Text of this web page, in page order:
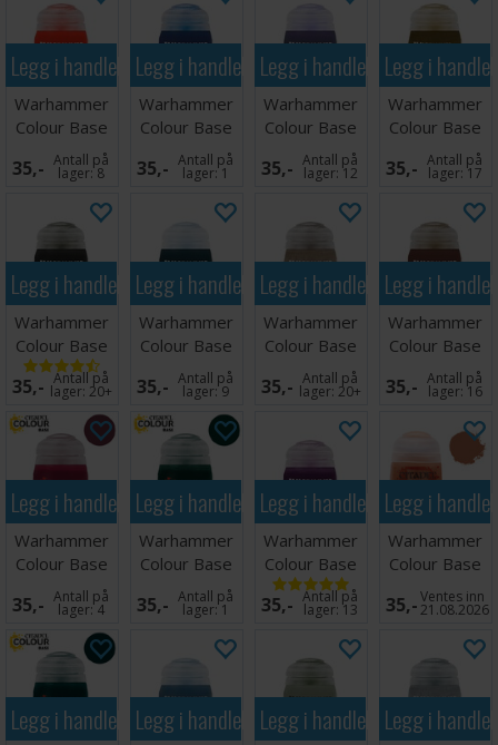
Legg i handlekurven
Warhammer
Colour Base
Jokaero
Orange
35,- Antall på
lager:8
Legg i handlekurven
Warhammer
Colour Base
Caledor Sky
35,- Antall på
lager:1
Legg i handlekurven
Warhammer
Colour Base
Daemonette
Hide
35,- Antall på
lager: 12
Legg i
Warhammer
Colour Base
Screaming
Bell
35,- Antall på
lager: 17
Legg i handlekurven
Warhammer
Colour Base
Corvus Black
35,- Antall på
lager:20+
Legg i handlekurven
Warhammer
Colour Base
Stegadon
Scale
35,- Antall på
lager:9
Legg i handlekurven
Warhammer
Colour Base
Warplock
Bronze
35,- Antall på
lager:20+
Legg i
Warhammer
Colour Base
Catachan
Flesh
35,- Antall på
lager: 16
Legg i handlekurven
Warhammer
Colour Base
Gal Vorbak
Red
35,- Antall på
lager:4
Legg i handlekurven
Warhammer
Colour Base
Nocturne
Green
35,- Antall på
lager:1
Legg i handlekurven
Warhammer
Colour Base
Phoenician
Purple
35,- Antall på
lager: 13
Legg i
Warhammer
Colour Base
Ratskin Flesh
35,-Ventes inn
21.08.2026
Legg i handlekurvenLegg i handlekurvenLegg i handlekurven
Legg i